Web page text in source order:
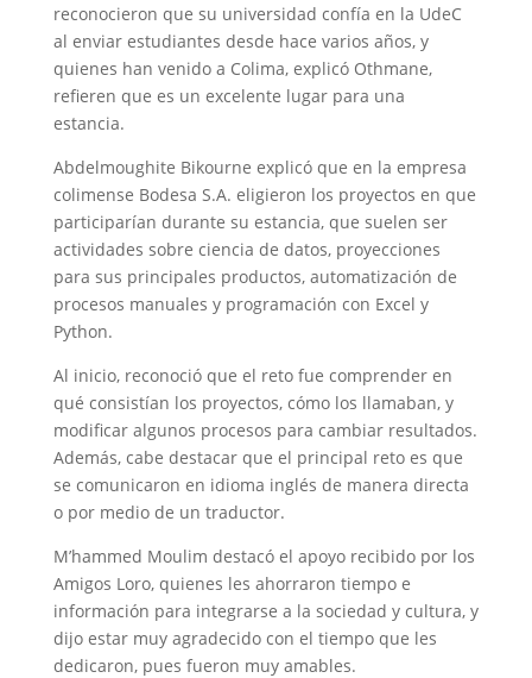
reconocieron que su universidad confía en la UdeC
al enviar estudiantes desde hace varios años, y
quienes han venido a Colima, explicó Othmane,
refieren que es un excelente lugar para una
estancia.
Abdelmoughite Bikourne explicó que en la empresa
colimense Bodesa S.A. eligieron los proyectos en que
participarían durante su estancia, que suelen ser
actividades sobre ciencia de datos, proyecciones
para sus principales productos, automatización de
procesos manuales y programación con Excel y
Python.
Al inicio, reconoció que el reto fue comprender en
qué consistían los proyectos, cómo los llamaban, y
modificar algunos procesos para cambiar resultados.
Además, cabe destacar que el principal reto es que
se comunicaron en idioma inglés de manera directa
o por medio de un traductor.
M’hammed Moulim destacó el apoyo recibido por los
Amigos Loro, quienes les ahorraron tiempo e
información para integrarse a la sociedad y cultura, y
dijo estar muy agradecido con el tiempo que les
dedicaron, pues fueron muy amables.